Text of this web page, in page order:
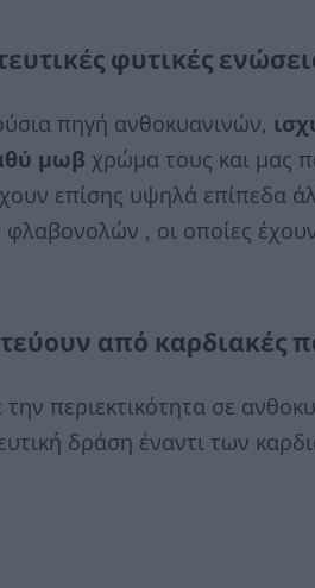
φυτικές
πηγή ανθοκυανινών,
μωβ χρώμα τους και μας
επίσης υψηλά επίπεδα
, οι οποίες έχουν
από καρδιακές
περιεκτικότητα σε
δράση έναντι των